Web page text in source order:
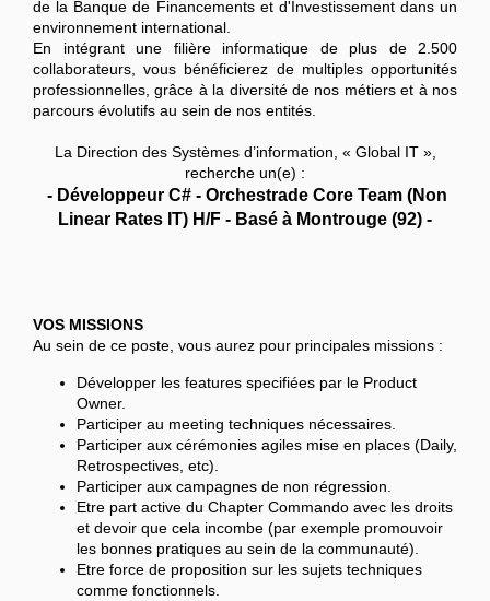
de la Banque de Financements et d'Investissement dans un
environnement international.
En intégrant une filière informatique de plus de 2.500
collaborateurs, vous bénéficierez de multiples opportunités
professionnelles, grâce à la diversité de nos métiers et à nos
parcours évolutifs au sein de nos entités.
La Direction des Systèmes d’information, « Global IT »,
recherche un(e) :
- Développeur C# - Orchestrade Core Team (Non
Linear Rates IT) H/F - Basé à Montrouge (92) -
VOS MISSIONS
Au sein de ce poste, vous aurez pour principales missions :
Développer les features specifiées par le Product
Owner.
Participer au meeting techniques nécessaires.
Participer aux cérémonies agiles mise en places (Daily,
Retrospectives, etc).
Participer aux campagnes de non régression.
Etre part active du Chapter Commando avec les droits
et devoir que cela incombe (par exemple promouvoir
les bonnes pratiques au sein de la communauté).
Etre force de proposition sur les sujets techniques
comme fonctionnels.